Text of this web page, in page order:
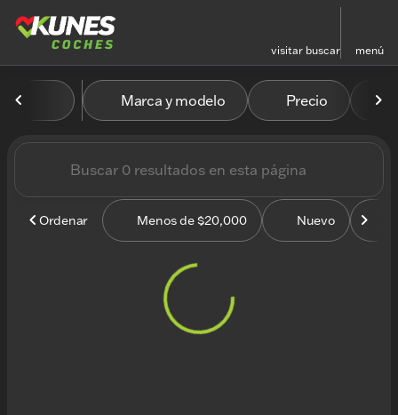
visitar buscar menú
filtrar buscar volver arriba
Vehículos en venta en
Marca y modelo Precio
Ordenar Menos de $20,000 Nuevo